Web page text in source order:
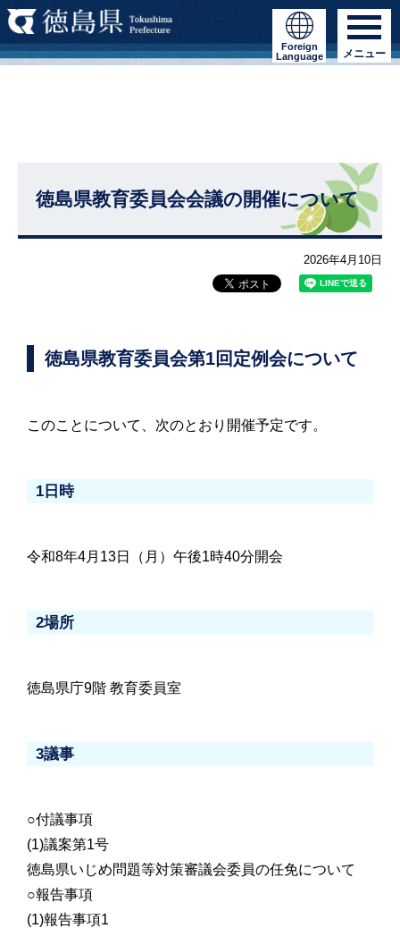
Foreign
Language
メニュー
徳島県教育委員会会議の開催について
2026年4月10日
徳島県教育委員会第1回定例会について
このことについて、次のとおり開催予定です。
1日時
令和8年4月13日（月）午後1時40分開会
2場所
徳島県庁9階 教育委員室
3議事
○付議事項
(1)議案第1号
徳島県いじめ問題等対策審議会委員の任免について
○報告事項
(1)報告事項1